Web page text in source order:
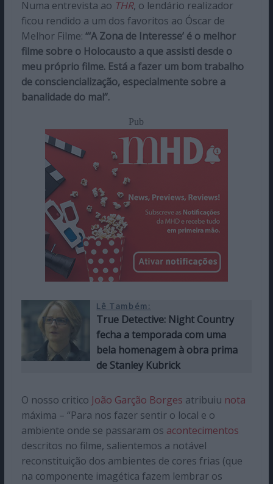
Numa entrevista ao THR, o lendário realizador
ficou rendido a um dos favoritos ao Óscar de
Melhor Filme: “‘A Zona de Interesse’ é o melhor
filme sobre o Holocausto a que assisti desde o
meu próprio filme. Está a fazer um bom trabalho
de consciencialização, especialmente sobre a
banalidade do mal”.
Pub
Lê Também:
True Detective: Night Country
fecha a temporada com uma
bela homenagem à obra prima
de Stanley Kubrick
O nosso critico João Garção Borges atribuiu nota
máxima – “Para nos fazer sentir o local e o
ambiente onde se passaram os acontecimentos
descritos no filme, salientemos a notável
reconstituição dos ambientes de cores frias (que
na componente imagética fazem lembrar os